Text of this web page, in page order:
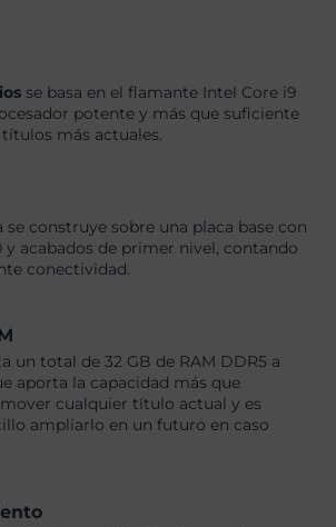
se basa en el flamante Intel Core i9
potente y más que suficiente
más actuales.
se construye sobre una placa base con
y acabados de primer nivel, contando
conectividad.
un total de 32 GB de RAM DDR5 a
aporta la capacidad más que
cualquier título actual y es
ampliarlo en un futuro en caso